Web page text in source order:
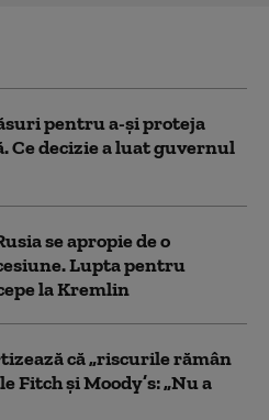
pentru a-și proteja
Ce decizie a luat guvernul
se apropie de o
Lupta pentru
la Kremlin
că „riscurile rămân
Fitch și Moody’s: „Nu a